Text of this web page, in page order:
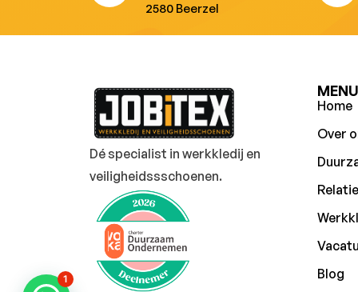
2580 Beerzel
Dé specialist in werkkledij en
veiligheidssschoenen.
MENU
Home
Over
Blog
1